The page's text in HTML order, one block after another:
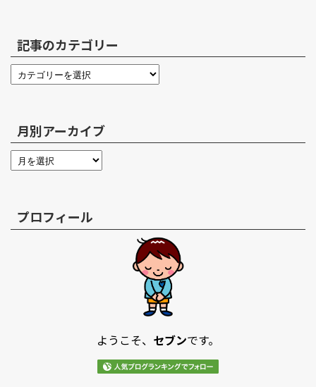
記事のカテゴリー
月別アーカイブ
プロフィール
ようこそ、 セブンです。